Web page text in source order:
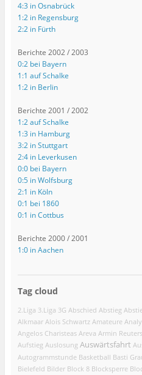
4:3 in Osnabrück
1:2 in Regensburg
2:2 in Fürth
Berichte 2002 / 2003
0:2 bei Bayern
1:1 auf Schalke
1:2 in Berlin
Berichte 2001 / 2002
1:2 auf Schalke
1:3 in Hamburg
3:2 in Stuttgart
2:4 in Leverkusen
0:0 bei Bayern
0:5 in Wolfsburg
2:1 in Köln
0:1 bei 1860
0:1 in Cottbus
Berichte 2000 / 2001
1:0 in Aachen
Tag cloud
2.Liga 3.Liga 3G Abschied Abstieg
Alkmaar Alois Schwartz Amateure
Angelos Charisteas Areva Armin
Aufstieg Auslosung Auswärtsfahrt
Autogrammstunde Basketball Basti
Bielefeld Bilder Block 8 Blocksperre